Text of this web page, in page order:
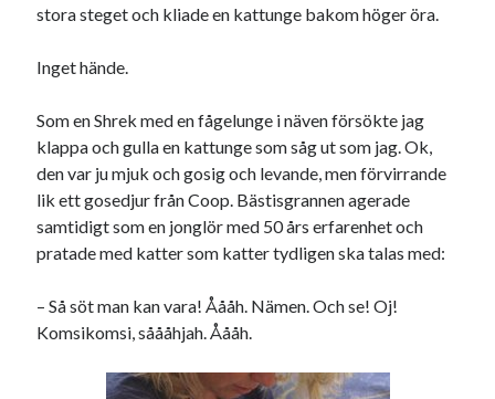
stora steget och kliade en kattunge bakom höger öra.
Inget hände.
Som en Shrek med en fågelunge i näven försökte jag
klappa och gulla en kattunge som såg ut som jag. Ok,
den var ju mjuk och gosig och levande, men förvirrande
lik ett gosedjur från Coop. Bästisgrannen agerade
samtidigt som en jonglör med 50 års erfarenhet och
pratade med katter som katter tydligen ska talas med:
– Så söt man kan vara! Åååh. Nämen. Och se! Oj!
Komsikomsi, såååhjah. Åååh.